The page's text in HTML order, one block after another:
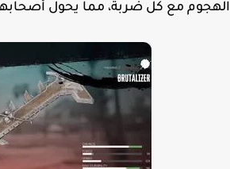
مع كل ضربة، مما يحول أصحابها